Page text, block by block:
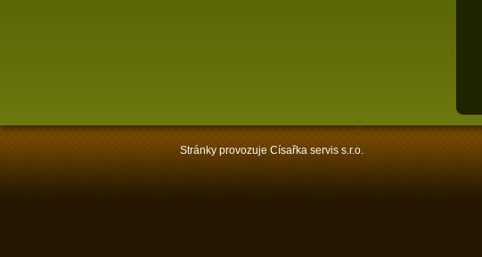
Stránky provozuje Císařka servis s.r.o.